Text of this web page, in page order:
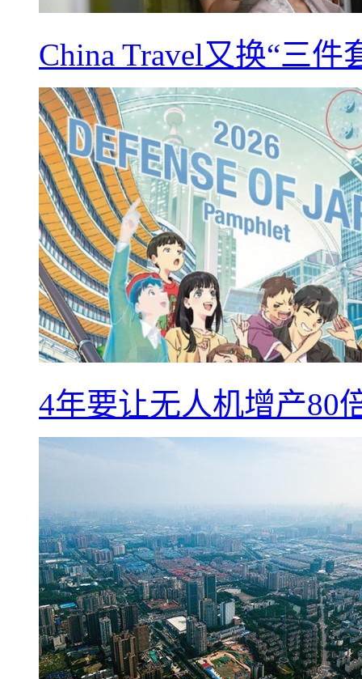
China Travel又换“三
4年要让无人机增产80